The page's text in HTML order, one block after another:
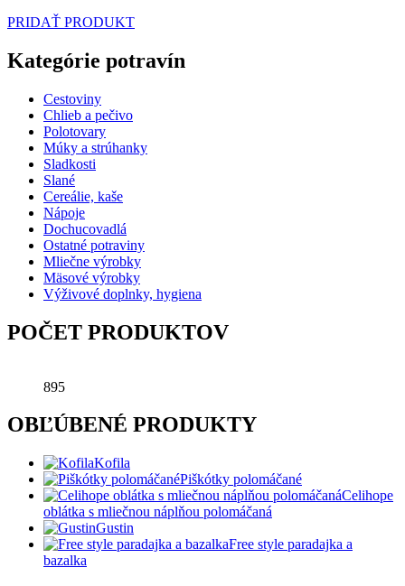
PRIDAŤ PRODUKT
Kategórie potravín
Cestoviny
Chlieb a pečivo
Polotovary
Múky a strúhanky
Sladkosti
Slané
Cereálie, kaše
Nápoje
Dochucovadlá
Ostatné potraviny
Mliečne výrobky
Mäsové výrobky
Výživové doplnky, hygiena
POČET PRODUKTOV
895
OBĽÚBENÉ PRODUKTY
Kofila
Piškótky polomáčané
Celihope
oblátka s mliečnou náplňou polomáčaná
Gustin
Free style paradajka a
bazalka